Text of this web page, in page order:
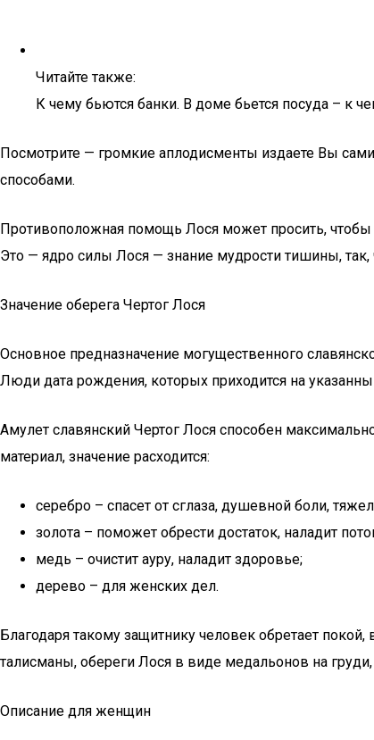
Читайте также:
К чему бьются банки. В доме бьется посуда – к
Посмотрите — громкие аплодисменты издаете Вы
способами.
Противоположная помощь Лося может просить,
Это — ядро силы Лося — знание мудрости тишины,
Значение оберега Чертог Лося
Основное предназначение могущественного
Люди дата рождения, которых приходится на
Амулет славянский Чертог Лося способен
материал, значение расходится:
серебро – спасет от сглаза, душевной боли,
золота – поможет обрести достаток, наладит
медь – очистит ауру, наладит здоровье;
дерево – для женских дел.
Благодаря такому защитнику человек обретает
талисманы, обереги Лося в виде медальонов на груди,
Описание для женщин